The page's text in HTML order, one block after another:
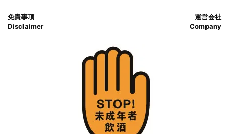
免責事項
Disclaimer
運営会社
Company